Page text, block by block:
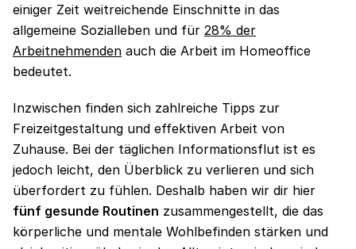
einiger Zeit weitreichende Einschnitte in das
allgemeine Sozialleben und für 28% der
Arbeitnehmenden auch die Arbeit im Homeoffice
bedeutet.
Inzwischen finden sich zahlreiche Tipps zur
Freizeitgestaltung und effektiven Arbeit von
Zuhause. Bei der täglichen Informationsflut ist es
jedoch leicht, den Überblick zu verlieren und sich
überfordert zu fühlen. Deshalb haben wir dir hier
fünf gesunde Routinen zusammengestellt, die das
körperliche und mentale Wohlbefinden stärken und